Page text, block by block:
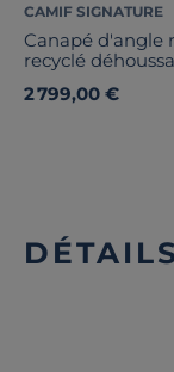
CAMIF SIGNATURE
Canapé d'angle
recyclé
2 799,00 €